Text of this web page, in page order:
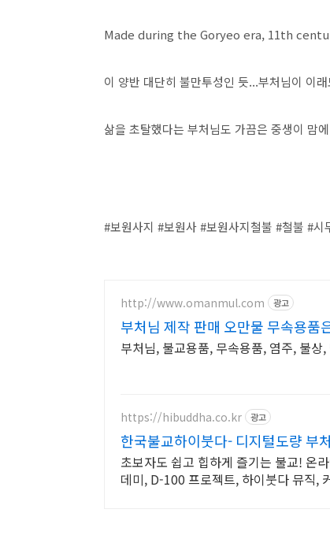
Made during the Goryeo era, 11th
이 양반 대단히 불만투성인 듯...부처님이 이
삶을 초탈했다는 부처님도 가끔은 중생이 맘
#보원사지 #보원사 #보원사지철불 #철불 #시
http://www.omanmul.com 광고
부처님 제작 판매 오만물 무속용품
부처님, 불교용품, 무속용품, 염주, 불
https://hibuddha.co.kr 광고
한국불교하이붓다- 디지털도량 부
초보자도 쉽고 힙하게 즐기는 불교! 온
데미, D-100 프로젝트, 하이붓다 뮤직,